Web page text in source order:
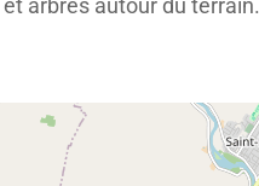
arbres autour du terrain.